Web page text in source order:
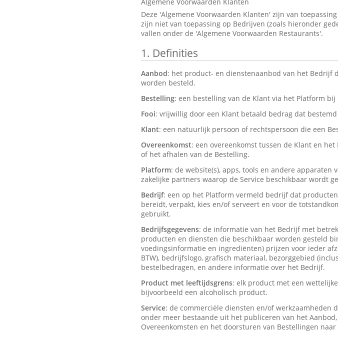
Deze 'Algemene Voorwaarden Klanten' zijn van
zijn niet van toepassing op Bedrijven (zoals hieronder
vallen onder de 'Algemene Voorwaarden Restaurants'.
1. Definities
Aanbod: het product- en dienstenaanbod van het Bedrijf
worden besteld.
Bestelling: een bestelling van de Klant via het Platform
Fooi: vrijwillig door een Klant betaald bedrag dat
Klant: een natuurlijk persoon of rechtspersoon die een
Overeenkomst: een overeenkomst tussen de Klant en
of het afhalen van de Bestelling.
Platform: de website(s), apps, tools en andere apparaten
zakelijke partners waarop de Service beschikbaar wordt
Bedrijf: een op het Platform vermeld bedrijf dat
bereidt, verpakt, kies en/of serveert en voor de
gebruikt.
Bedrijfsgegevens: de informatie van het Bedrijf met
producten en diensten die beschikbaar worden gesteld
voedingsinformatie en ingrediënten) prijzen voor ieder
BTW), bedrijfslogo, grafisch materiaal, bezorggebied
bestelbedragen, en andere informatie over het Bedrijf.
Product met leeftijdsgrens: elk product met een
bijvoorbeeld een alcoholisch product.
Service: de commerciële diensten en/of werkzaamheden
onder meer bestaande uit het publiceren van het
Overeenkomsten en het doorsturen van Bestellingen